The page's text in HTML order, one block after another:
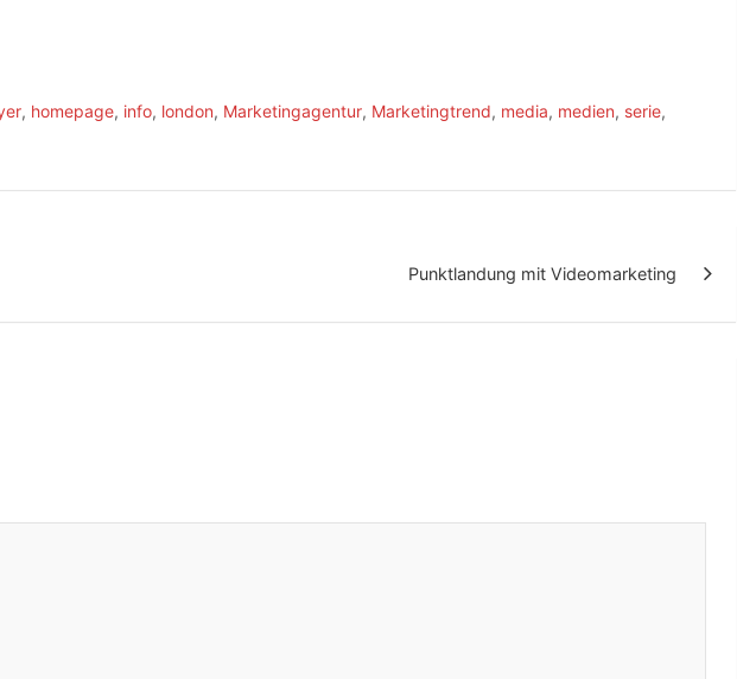
, homepage, info, london, Marketingagentur, Marketingtrend, media, medien, serie,
Punktlandung mit Videomarketing